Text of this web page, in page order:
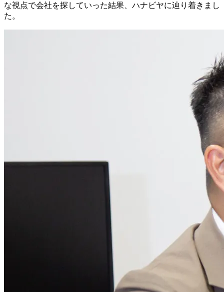
な視点で会社を探していった結果、ハナビヤに辿り着きまし
た。